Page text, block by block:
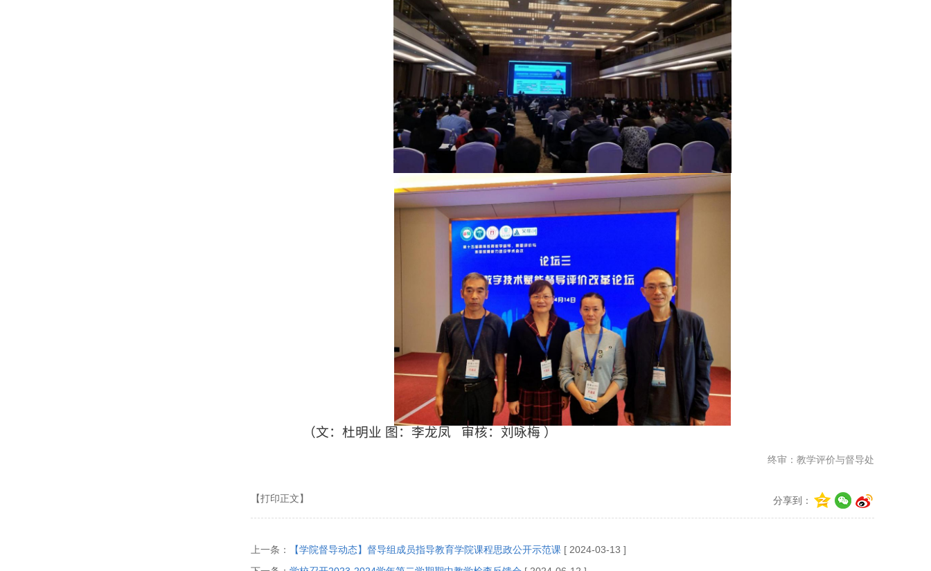
（文：杜明业 图：李龙凤 审核：刘咏梅 ）
终审：教学评价与督导处
分享到：
【打印正文】
上一条： 【学院督导动态】督导组成员指导教育学院课程思政公开示范课 [ 2024-03-13 ]